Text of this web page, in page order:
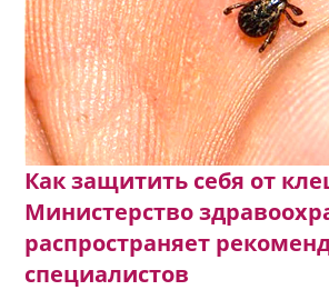
Как защитить себя от
Министерство
распространяет
специалистов